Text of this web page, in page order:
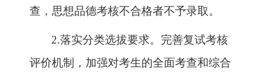
查，思想品德考核不合格者不予录取。
2.落实分类选拔要求。完善复试考核
评价机制，加强对考生的全面考查和综合